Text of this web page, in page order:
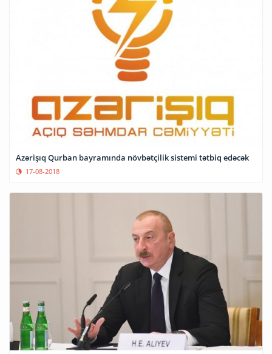
Azərişıq Qurban bayramında növbətçilik sistemi tətbiq edəcək
17-08-2018